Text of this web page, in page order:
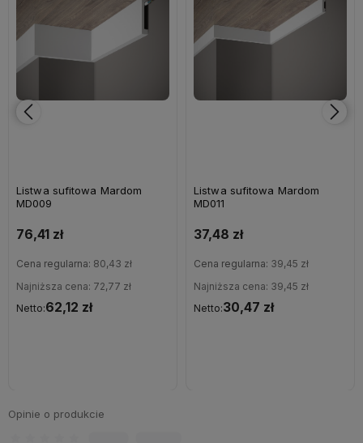
Listwa sufitowa Mardom
MD009
76,41 zł
Cena regularna: 80,43 zł
Najniższa cena: 72,77 zł
Netto:62,12 zł
Listwa sufitowa Mardom
MD011
37,48 zł
Cena regularna: 39,45 zł
Najniższa cena: 39,45 zł
Netto:30,47 zł
Opinie o produkcie